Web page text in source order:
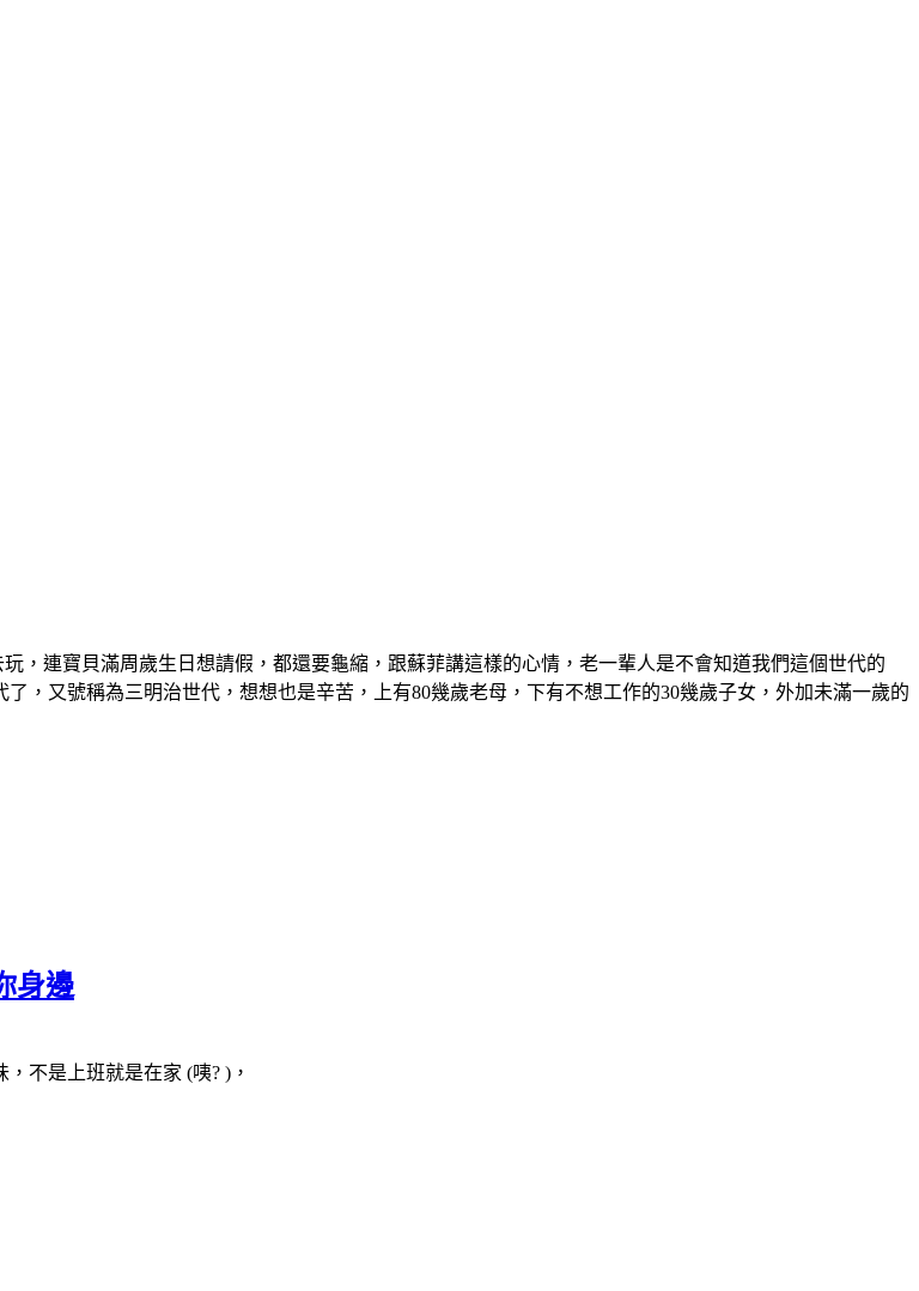
，連寶貝滿周歲生日想請假，都還要龜縮，跟蘇菲講這樣的心情，老一輩人是不會知道我們這個世代的
，又號稱為三明治世代，想想也是辛苦，上有80幾歲老母，下有不想工作的30幾歲子女，外加未滿一歲的
身邊
不是上班就是在家 (咦? )，